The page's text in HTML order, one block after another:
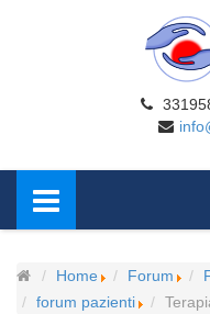
Home Forum
forum pazienti